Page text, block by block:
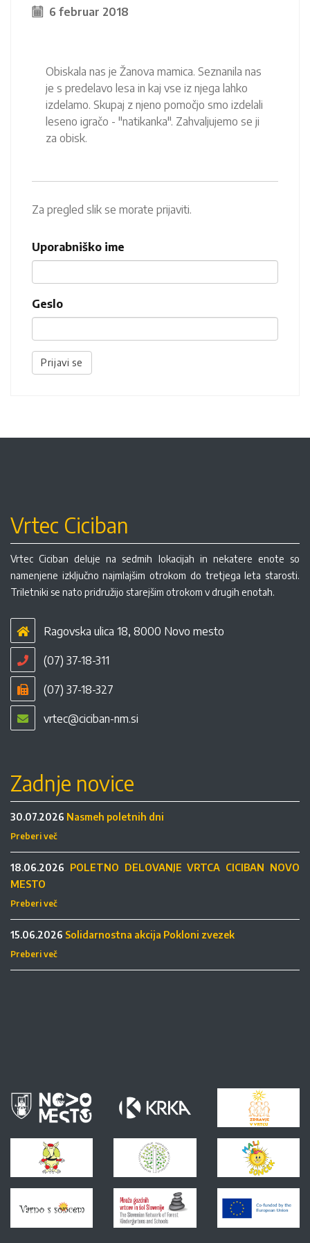
6 februar 2018
Obiskala nas je Žanova mamica. Seznanila nas
je s predelavo lesa in kaj vse iz njega lahko
izdelamo. Skupaj z njeno pomočjo smo izdelali
leseno igračo - "natikanka". Zahvaljujemo se ji
za obisk.
Za pregled slik se morate prijaviti.
Uporabniško ime
Geslo
Prijavi se
Vrtec Ciciban
Vrtec Ciciban deluje na sedmih lokacijah in nekatere enote so
namenjene izključno najmlajšim otrokom do tretjega leta starosti.
Triletniki se nato pridružijo starejšim otrokom v drugih enotah.
Ragovska ulica 18, 8000 Novo mesto
(07) 37-18-311
(07) 37-18-327
vrtec@ciciban-nm.si
Zadnje novice
30.07.2026 Nasmeh poletnih dni
Preberi več
18.06.2026 POLETNO DELOVANJE VRTCA CICIBAN NOVO
MESTO
Preberi več
15.06.2026 Solidarnostna akcija Pokloni zvezek
Preberi več